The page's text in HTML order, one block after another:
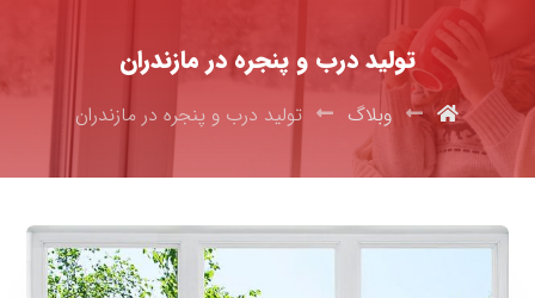
تولید درب و پنجره در مازندران
وبلاگ تولید درب و پنجره در مازندران